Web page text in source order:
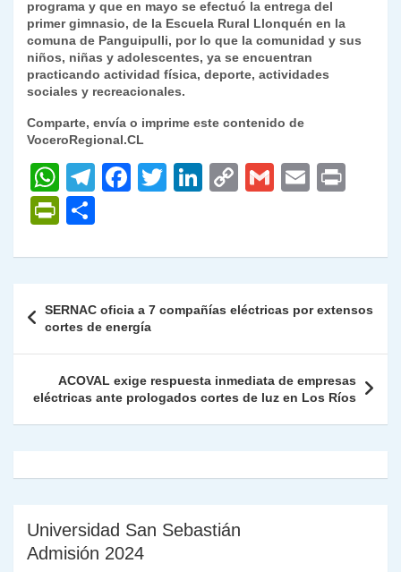
programa y que en mayo se efectuó la entrega del
primer gimnasio, de la Escuela Rural Llonquén en la
comuna de Panguipulli, por lo que la comunidad y sus
niños, niñas y adolescentes, ya se encuentran
practicando actividad física, deporte, actividades
sociales y recreacionales.
Comparte, envía o imprime este contenido de
VoceroRegional.CL
W
h
at
s
p
p
T
gr
m
F
e
o
o
k
T
er
Li
e
n
C
y
n
k
G
l
E
l
P
nt
Fr
ie
n
dl
y
m
p
ar
tir
de
entradas
SERNAC oficia a 7 compañías eléctricas por extensos
cortes de energía
ACOVAL exige respuesta inmediata de empresas
eléctricas ante prologados cortes de luz en Los Ríos
Universidad San Sebastián
Admisión 2024